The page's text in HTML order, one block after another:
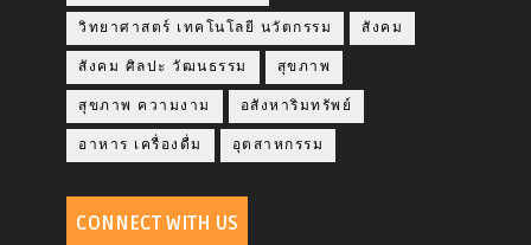
วิทยาศาสตร์ เทคโนโลยี นวัตกรรม สังคม
สังคม ศิลปะ วัฒนธรรม สุขภาพ
สุขภาพ ความงาม อสังหาริมทรัพย์
อาหาร เครื่องดื่ม อุตสาหกรรม
CONNECT WITH US